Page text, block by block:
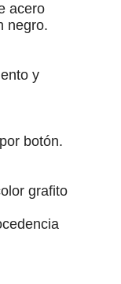
acero
negro.
y
botón.
grafito